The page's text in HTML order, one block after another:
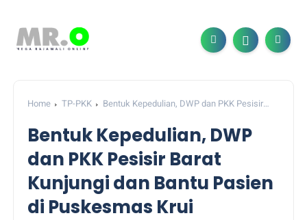
Home TP-PKK
Bentuk Kepedulian, DWP dan PKK Pesisir
Bentuk Kepedulian, DWP
dan PKK Pesisir Barat
Kunjungi dan Bantu Pasien
di Puskesmas Krui